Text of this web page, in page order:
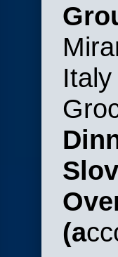
Italy
(a